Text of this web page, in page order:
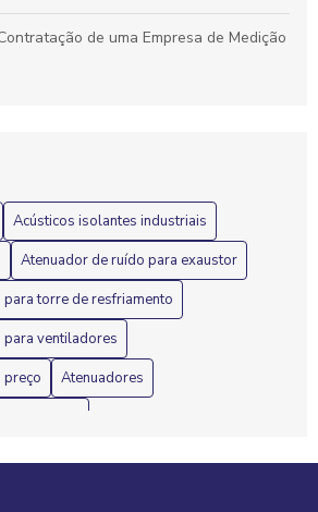
de uma Empresa de Medição
suas soluções para ambientes de
7 Dicas para Reduzir Ruídos
Como garantir um ambiente de trabalho
como otimizar o ambiente de trabalho e
Funcionários
Acústicos isolantes industriais
Atenuador de ruído para exaustor
torre de resfriamento
ventiladores
preço
Atenuadores
industrial